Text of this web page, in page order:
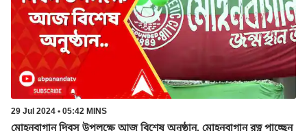
29 Jul 2024 • 05:42 MINS
মোহনবাগান দিবস উপলক্ষে আজ বিশেষ অনুষ্ঠান, মোহনবাগান রত্ন পাচ্ছেন